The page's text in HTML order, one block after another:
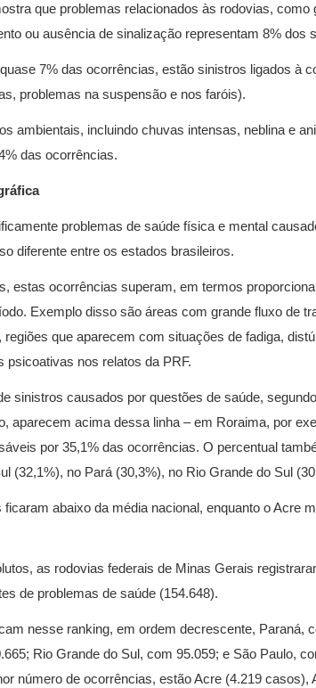
que problemas relacionados às rodovias, como
ou ausência de sinalização representam 8% dos
7% das ocorrências, estão sinistros ligados à
problemas na suspensão e nos faróis).
ambientais, incluindo chuvas intensas, neblina e
das ocorrências.
problemas de saúde física e mental
diferente entre os estados brasileiros.
estas ocorrências superam, em termos
Exemplo disso são áreas com grande fluxo de
regiões que aparecem com situações de fadiga,
psicoativas nos relatos da PRF.
sinistros causados por questões de saúde,
aparecem acima dessa linha – em Roraima, por
por 35,1% das ocorrências. O percentual
(32,1%), no Pará (30,3%), no Rio Grande do Sul
abaixo da média nacional, enquanto o Acre
as rodovias federais de Minas Gerais
de problemas de saúde (154.648).
nesse ranking, em ordem decrescente, Paraná,
Rio Grande do Sul, com 95.059; e São Paulo,
número de ocorrências, estão Acre (4.219 casos),